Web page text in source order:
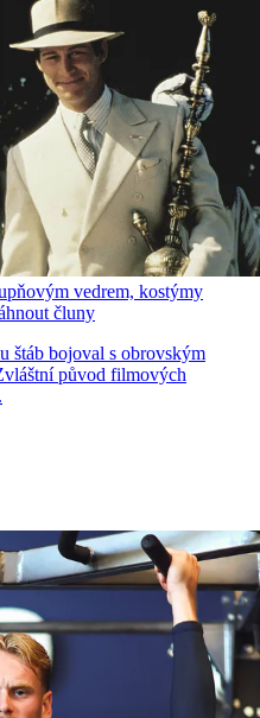
vedrem, kostýmy
čluny
štáb bojoval s obrovským
původ filmových